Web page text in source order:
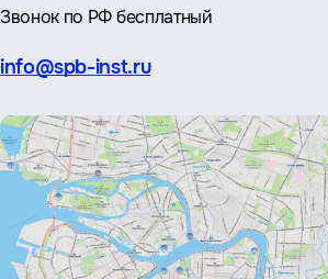
Звонок по РФ бесплатный
Эл.
info@spb-inst.ru